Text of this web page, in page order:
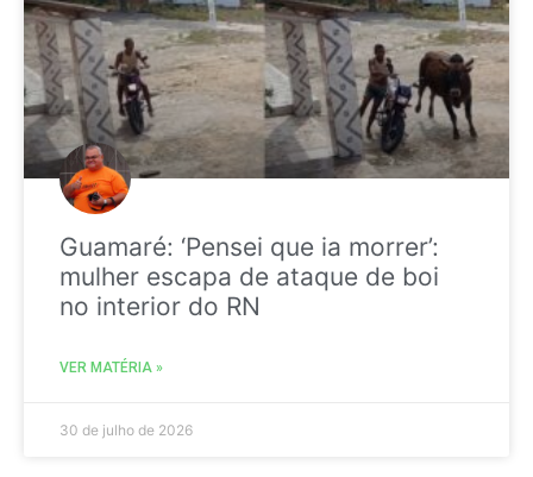
Guamaré: ‘Pensei que ia morrer’:
mulher escapa de ataque de boi
no interior do RN
VER MATÉRIA »
30 de julho de 2026